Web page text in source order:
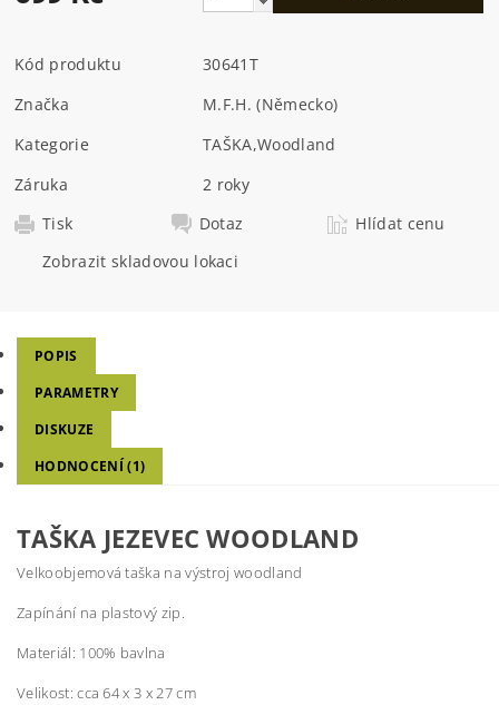
Kód produktu
30641T
Značka
M.F.H. (Německo)
Kategorie
TAŠKA,Woodland
Záruka
2 roky
Tisk
Dotaz
Hlídat cenu
Zobrazit skladovou lokaci
POPIS
PARAMETRY
DISKUZE
HODNOCENÍ (1)
TAŠKA JEZEVEC WOODLAND
Velkoobjemová taška na výstroj woodland
Zapínání na plastový zip.
Materiál: 100% bavlna
Velikost: cca 64 x 3 x 27 cm